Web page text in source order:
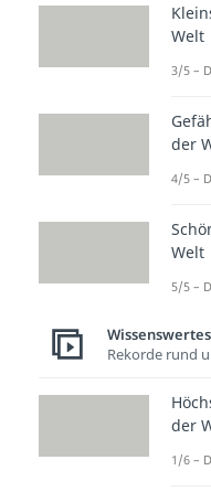
Welt
3/5 –
der
4/5 –
Welt
5/5 –
Wissenswertes
Rekorde rund
der
1/6 –